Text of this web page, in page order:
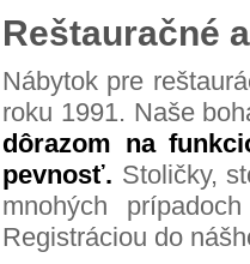
Reštauračné
Nábytok pre
roku 1991. Naše
dôrazom na
pevnosť. Stoličky,
mnohých prípadoch
Registráciou do